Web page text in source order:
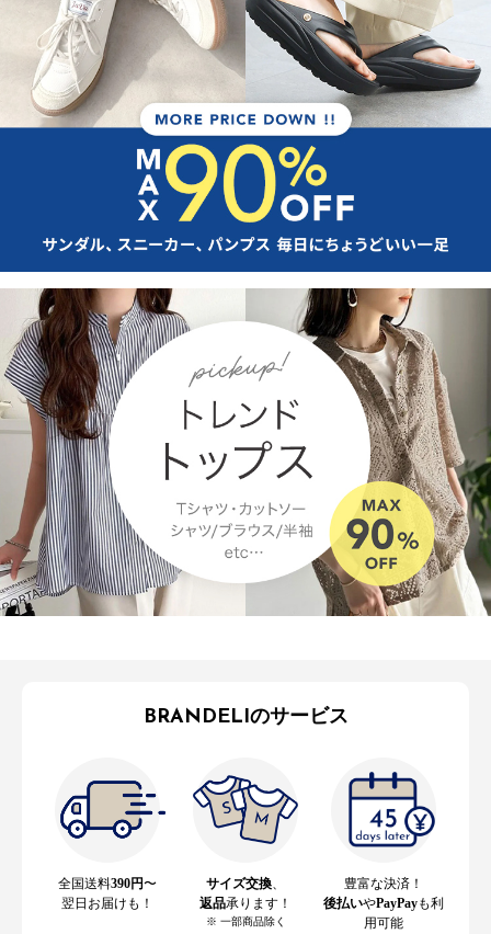
BRANDELIのサービス
全国送料390円〜
翌日お届けも！
サイズ交換
返品承ります！
※ 一部商品除く
豊富な決済！
後払いやPayPayも利
用可能